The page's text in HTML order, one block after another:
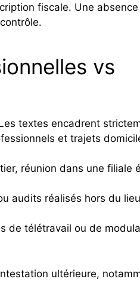
fiscale. Une
vs
textes encadrent
et trajets
réunion dans une filiale
audits réalisés hors du
de télétravail ou de
ultérieure,